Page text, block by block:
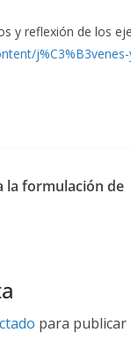
y reflexión de los
la formulación de
para publicar